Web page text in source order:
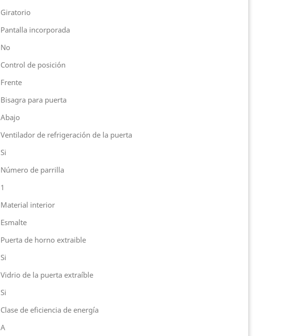
Giratorio
Pantalla incorporada
No
Control de posición
Frente
Bisagra para puerta
Abajo
Ventilador de refrigeración de la puerta
Si
Número de parrilla
1
Material interior
Esmalte
Puerta de horno extraible
Si
Vidrio de la puerta extraíble
Si
Clase de eficiencia de energía
A